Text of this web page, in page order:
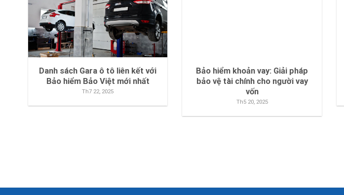
Danh sách Gara ô tô liên kết với
Bảo hiểm Bảo Việt mới nhất
Th7 22, 2025
Bảo hiểm khoản vay: Giải pháp
bảo vệ tài chính cho người vay
vốn
Th5 20, 2025